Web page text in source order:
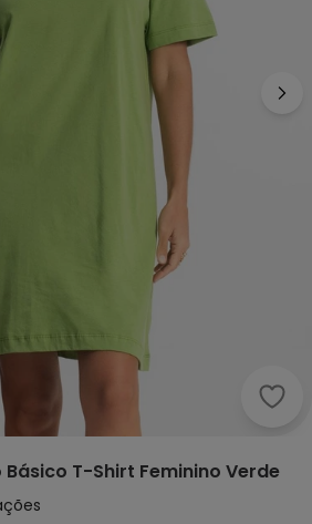
T-Shirt Feminino Verde